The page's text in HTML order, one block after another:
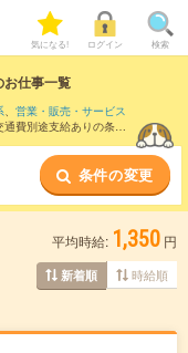
気になる! ログイン 検索
お仕事一覧
、 営業・販売・サービス
費別途支給ありの条件
条件の変更
平均時給: 1,350 円
新着順 時給順